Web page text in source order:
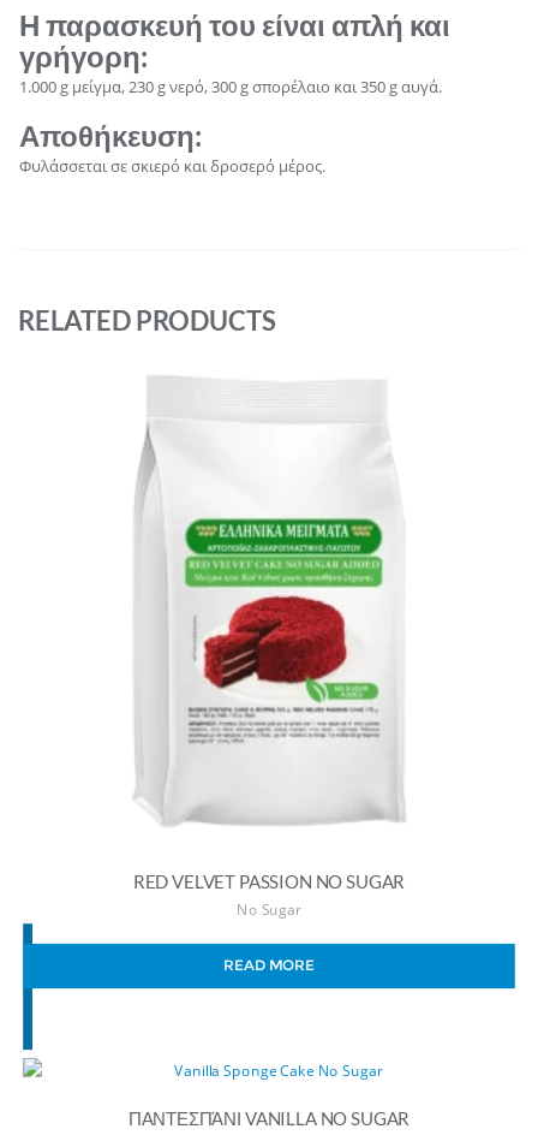
Η παρασκευή του είναι απλή και
γρήγορη:
1.000 g μείγμα, 230 g νερό, 300 g σπορέλαιο και 350 g αυγά.
Αποθήκευση:
Φυλάσσεται σε σκιερό και δροσερό μέρος.
RELATED PRODUCTS
RED VELVET PASSION NO SUGAR
No Sugar
READ MORE
ΠΑΝΤΕΣΠΆΝΙ VANILLA NO SUGAR